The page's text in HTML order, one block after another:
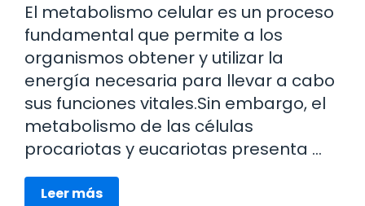
El metabolismo celular es un proceso
fundamental que permite a los
organismos obtener y utilizar la
energía necesaria para llevar a cabo
sus funciones vitales.Sin embargo, el
metabolismo de las células
procariotas y eucariotas presenta …
Leer más